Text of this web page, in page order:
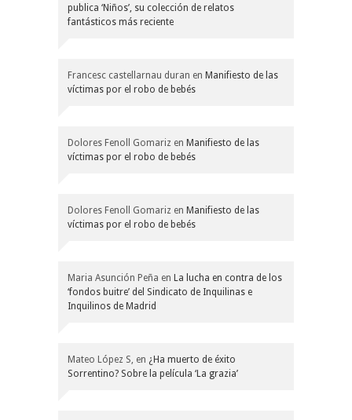
publica ‘Niños’, su colección de relatos
fantásticos más reciente
Francesc castellarnau duran en Manifiesto de las
víctimas por el robo de bebés
Dolores Fenoll Gomariz en Manifiesto de las
víctimas por el robo de bebés
Dolores Fenoll Gomariz en Manifiesto de las
víctimas por el robo de bebés
Maria Asunción Peña en La lucha en contra de los
‘fondos buitre’ del Sindicato de Inquilinas e
Inquilinos de Madrid
Mateo López S, en ¿Ha muerto de éxito
Sorrentino? Sobre la película ‘La grazia’